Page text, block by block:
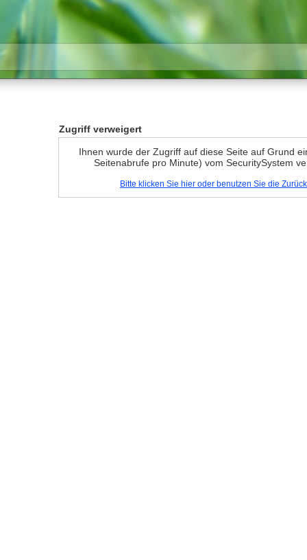
Zugriff verweigert
Ihnen wurde der Zugriff auf diese Seite auf Grund
Seitenabrufe pro Minute) vom SecuritySystem
Bitte klicken Sie hier oder benutzen Sie die